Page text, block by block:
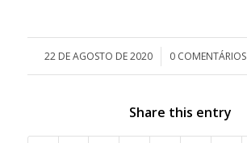
22 DE AGOSTO DE 2020
/ 0 COMENTÁRIOS
/
Share this entry